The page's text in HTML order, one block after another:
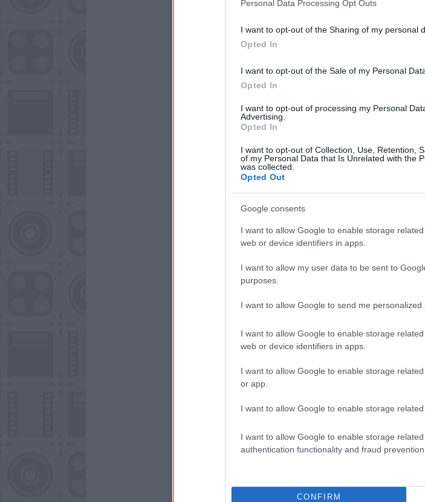
Personal Data Processing Opt Outs
I want to opt-out of the Sharing of my personal
Opted In
I want to opt-out of the Sale of my Personal
Opted In
I want to opt-out of processing my Personal
Advertising.
Opted In
I want to opt-out of Collection, Use, Retention,
of my Personal Data that Is Unrelated with the
was collected.
Opted Out
Google consents
I want to allow Google to enable storage
web or device identifiers in apps.
I want to allow my user data to be sent to
purposes.
I want to allow Google to send me personalized
I want to allow Google to enable storage
web or device identifiers in apps.
I want to allow Google to enable storage
or app.
I want to allow Google to enable storage related
I want to allow Google to enable storage
authentication functionality and fraud
CONFIRM